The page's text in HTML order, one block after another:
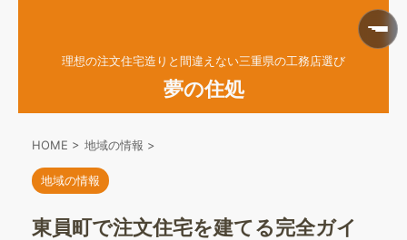
理想の注文住宅造りと間違えない三重県の工務店選び
夢の住処
HOME > 地域の情報 >
地域の情報
東員町で注文住宅を建てる完全ガイ